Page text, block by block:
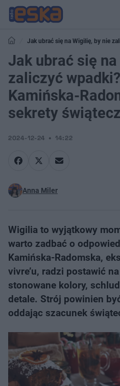
Jak ubrać się na Wigilię, by nie
Radomska zdradza sekrety świątecznego
Jak ubrać się
zaliczyć
Kamińska-
sekrety
2024-12-24 14:22
Anna Miler
Wigilia to wyjątkowy
warto zadbać o
Kamińska-Radomska,
vivre’u, radzi postawić
stonowane kolory,
detale. Strój powinien
oddając szacunek